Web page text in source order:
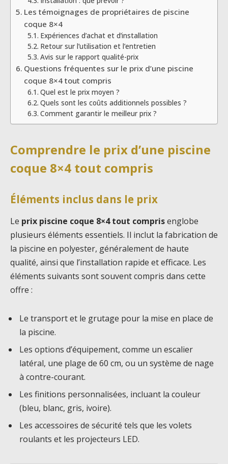
Les témoignages de propriétaires de piscine
coque 8×4
Expériences d’achat et d’installation
Retour sur l’utilisation et l’entretien
Avis sur le rapport qualité-prix
Questions fréquentes sur le prix d’une piscine
coque 8×4 tout compris
Quel est le prix moyen ?
Quels sont les coûts additionnels possibles ?
Comment garantir le meilleur prix ?
Comprendre le prix d’une piscine
coque 8×4 tout compris
Éléments inclus dans le prix
Le prix piscine coque 8×4 tout comprisenglobe
plusieurs éléments essentiels. Il inclut la fabrication de
la piscine en polyester, généralement de haute
qualité, ainsi que l’installation rapide et efficace. Les
éléments suivants sont souvent compris dans cette
offre :
Le transport et le grutage pour la mise en place de
la piscine.
Les options d’équipement, comme un escalier
latéral, une plage de 60 cm, ou un système de nage
à contre-courant.
Les finitions personnalisées, incluant la couleur
(bleu, blanc, gris, ivoire).
Les accessoires de sécurité tels que les volets
roulants et les projecteurs LED.